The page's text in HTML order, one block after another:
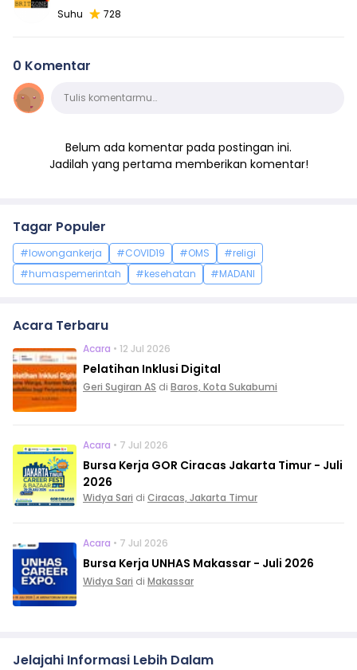
Suhu 728
0 Komentar
KomentarTulis komentarmu…
Belum ada komentar pada postingan ini.
Jadilah yang pertama memberikan komentar!
Tagar Populer
#lowongankerja #COVID19 #OMS
#religi
#humaspemerintah
#kesehatan #MADANI
Acara Terbaru
Acara • 12 Jul 2026
Pelatihan Inklusi Digital
Geri Sugiran AS di Baros, Kota Sukabumi
Acara • 7 Jul 2026
Bursa Kerja GOR Ciracas Jakarta Timur - Juli
2026
Widya Sari di Ciracas, Jakarta Timur
Acara • 7 Jul 2026
Bursa Kerja UNHAS Makassar - Juli 2026
Widya Sari di Makassar
Jelajahi Informasi Lebih Dalam